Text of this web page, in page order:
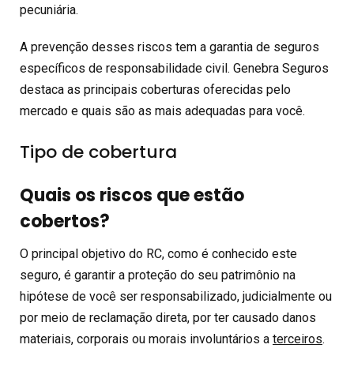
pecuniária.
A prevenção desses riscos tem a garantia de seguros
específicos de responsabilidade civil. Genebra Seguros
destaca as principais coberturas oferecidas pelo
mercado e quais são as mais adequadas para você.
Tipo de cobertura
Quais os riscos que estão
cobertos?
O principal objetivo do RC, como é conhecido este
seguro, é garantir a proteção do seu patrimônio na
hipótese de você ser responsabilizado, judicialmente ou
por meio de reclamação direta, por ter causado danos
materiais, corporais ou morais involuntários a terceiros.